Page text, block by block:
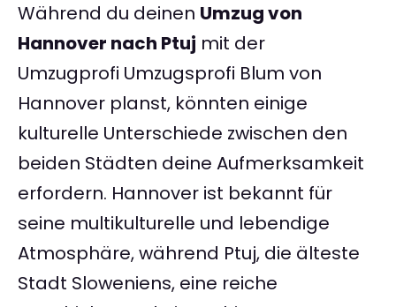
Während du deinen Umzug von
Hannover nach Ptuj mit der
Umzugprofi Umzugsprofi Blum von
Hannover planst, könnten einige
kulturelle Unterschiede zwischen den
beiden Städten deine Aufmerksamkeit
erfordern. Hannover ist bekannt für
seine multikulturelle und lebendige
Atmosphäre, während Ptuj, die älteste
Stadt Sloweniens, eine reiche